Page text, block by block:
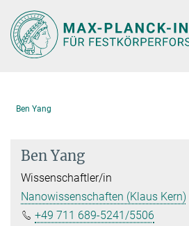
Hauptinhalt
Ben Yang
Ben Yang
Wissenschaftler/in
Nanowissenschaften (Klaus Kern)
+49 711 689-5241/5506